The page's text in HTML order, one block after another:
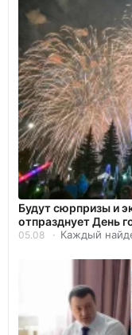
Будут сюрпризы и
отпразднует День
05.08 Каждый